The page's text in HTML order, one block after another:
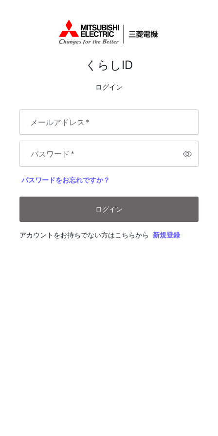
くらしID
ログイン
メールアドレス*
パスワード*
パスワードをお忘れですか？
ログイン
アカウントをお持ちでない方はこちらから 新規登録